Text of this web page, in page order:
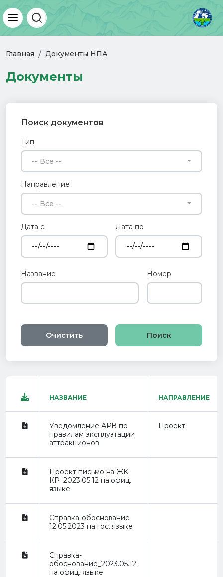
Главная Документы НПА
Документы
Поиск документов
Тип
-- Все --
Направление
-- Все --
Дата с Дата по
Название Номер
Очистить
НАЗВАНИЕ НАПРАВЛЕНИЕ
Уведомление АРВ по
правилам эксплуатации
аттракционов
Проект
Проект письмо на ЖК
КР_2023.05.12 на офиц.
языке
Справка-обоснование
12.05.2023 на гос. языке
Справка-
обоснование_2023.05.12.
на офиц. языке